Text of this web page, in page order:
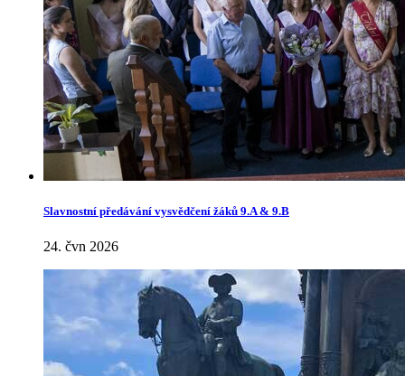
Slavnostní předávání vysvědčení žáků 9.A & 9.B
24. čvn 2026